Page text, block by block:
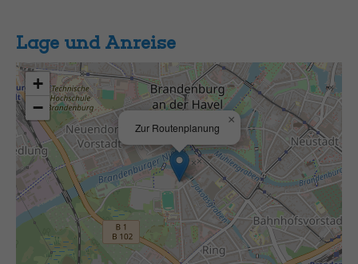
Lage und Anreise
Zur Routenplanung
×
+
−